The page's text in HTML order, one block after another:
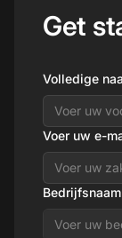
Get
Volledige
Voer uw e-
Bedrijfsnaam